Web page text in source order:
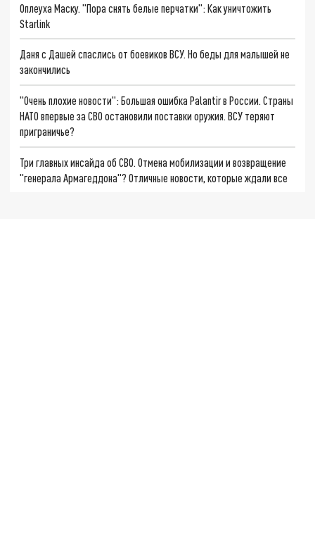
Оплеуха Маску. "Пора снять белые перчатки": Как уничтожить
Starlink
Даня с Дашей спаслись от боевиков ВСУ. Но беды для малышей не
закончились
"Очень плохие новости": Большая ошибка Palantir в России. Страны
НАТО впервые за СВО остановили поставки оружия. ВСУ теряют
приграничье?
Три главных инсайда об СВО. Отмена мобилизации и возвращение
"генерала Армагеддона"? Отличные новости, которые ждали все